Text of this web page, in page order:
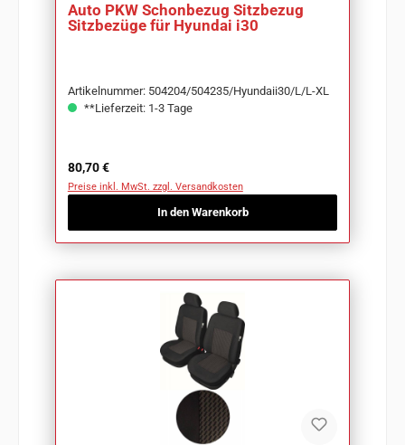
Auto PKW Schonbezug Sitzbezug
Sitzbezüge für Hyundai i30
Artikelnummer: 504204/504235/Hyundaii30/L/L-XL
**Lieferzeit: 1-3 Tage
Regulärer Preis:
80,70 €
Preise inkl. MwSt. zzgl. Versandkosten
In den Warenkorb